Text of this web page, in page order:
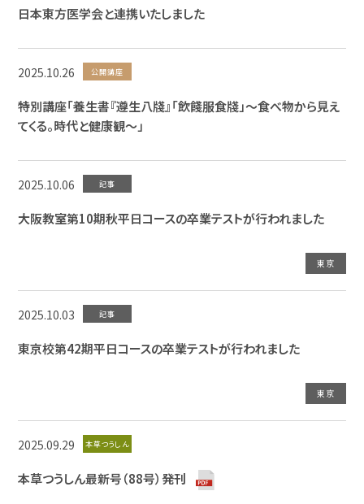
日本東方医学会と連携いたしました
2025.10.26 公開講座
特別講座「養生書『遵生八牋』「飲餞服食牋」～食べ物から見え
てくる。時代と健康観～」
2025.10.06 記事
大阪教室第10期秋平日コースの卒業テストが行われました
東京
2025.10.03 記事
東京校第42期平日コースの卒業テストが行われました
東京
2025.09.29 本草つうしん
本草つうしん最新号（88号）発刊